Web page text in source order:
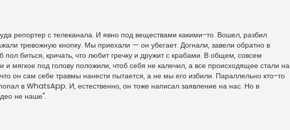
репортер с телеканала. И явно под веществами какими-то. Вошел, разбил
тревожную кнопку. Мы приехали — он убегает. Догнали, завели обратно в
биться, кричать, что любит гречку и дружит с крабами. В общем, совсем
мягкое под голову положили, чтоб себя не калечил, а все происходящее стали на
он сам себе травмы нанести пытается, а не мы его избили. Параллельно кто-то
в WhatsApp. И, естественно, он тоже написал заявление на нас. Но в
не наше".